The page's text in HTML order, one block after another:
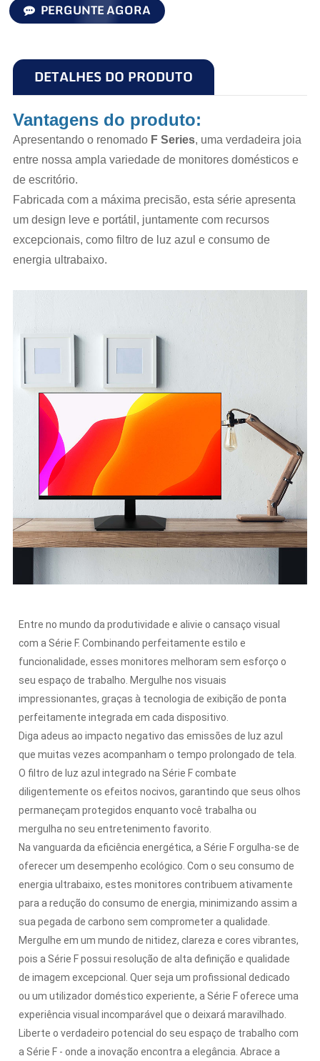
PERGUNTE AGORA
DETALHES DO PRODUTO
Vantagens do produto:
Apresentando o renomado FSeries, uma verdadeira joia
entre nossa ampla variedade de monitores domésticos e
de escritório.
Fabricada com a máxima precisão, esta série apresenta
um design leve e portátil, juntamente com recursos
excepcionais, como filtro de luz azul e consumo de
energia ultrabaixo.
Entre no mundo da produtividade e alivie o cansaço visual
com a Série F. Combinando perfeitamente estilo e
funcionalidade, esses monitores melhoram sem esforço o
seu espaço de trabalho. Mergulhe nos visuais
impressionantes, graças à tecnologia de exibição de ponta
perfeitamente integrada em cada dispositivo.
Diga adeus ao impacto negativo das emissões de luz azul
que muitas vezes acompanham o tempo prolongado de tela.
O filtro de luz azul integrado na Série F combate
diligentemente os efeitos nocivos, garantindo que seus olhos
permaneçam protegidos enquanto você trabalha ou
mergulha no seu entretenimento favorito.
Na vanguarda da eficiência energética, a Série F orgulha-se de
oferecer um desempenho ecológico. Com o seu consumo de
energia ultrabaixo, estes monitores contribuem ativamente
para a redução do consumo de energia, minimizando assim a
sua pegada de carbono sem comprometer a qualidade.
Mergulhe em um mundo de nitidez, clareza e cores vibrantes,
pois a Série F possui resolução de alta definição e qualidade
de imagem excepcional. Quer seja um profissional dedicado
ou um utilizador doméstico experiente, a Série F oferece uma
experiência visual incomparável que o deixará maravilhado.
Liberte o verdadeiro potencial do seu espaço de trabalho com
a Série F - onde a inovação encontra a elegância. Abrace a